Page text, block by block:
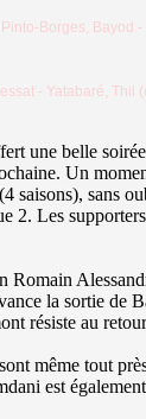
Borges,
- Yatabaré, Thil
une belle
Un
sans
Les
la sortie de
résiste au
même tout
est